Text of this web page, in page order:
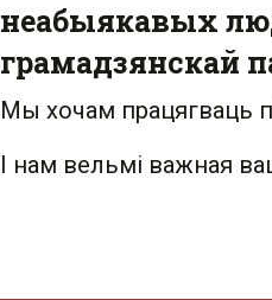
неабыякавых
грамадзянскай
Мы хочам працягваць
І нам вельмі важная